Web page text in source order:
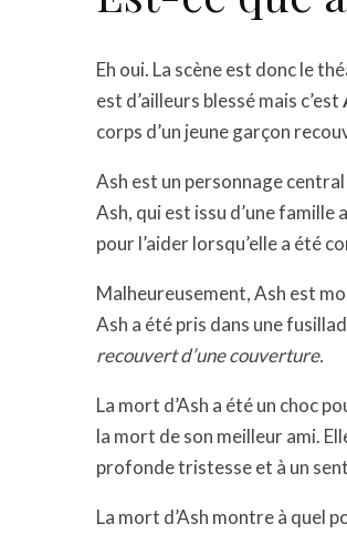
Eh oui. La scène est donc le
est d’ailleurs blessé mais c’est
corps d’un jeune garçon
Ash est un personnage
Ash, qui est issu d’une
pour l’aider lorsqu’elle a été
Malheureusement, Ash est
Ash a été pris dans une
recouvert d’une couverture.
La mort d’Ash a été un choc
la mort de son meilleur ami.
profonde tristesse et à un
La mort d’Ash montre à quel